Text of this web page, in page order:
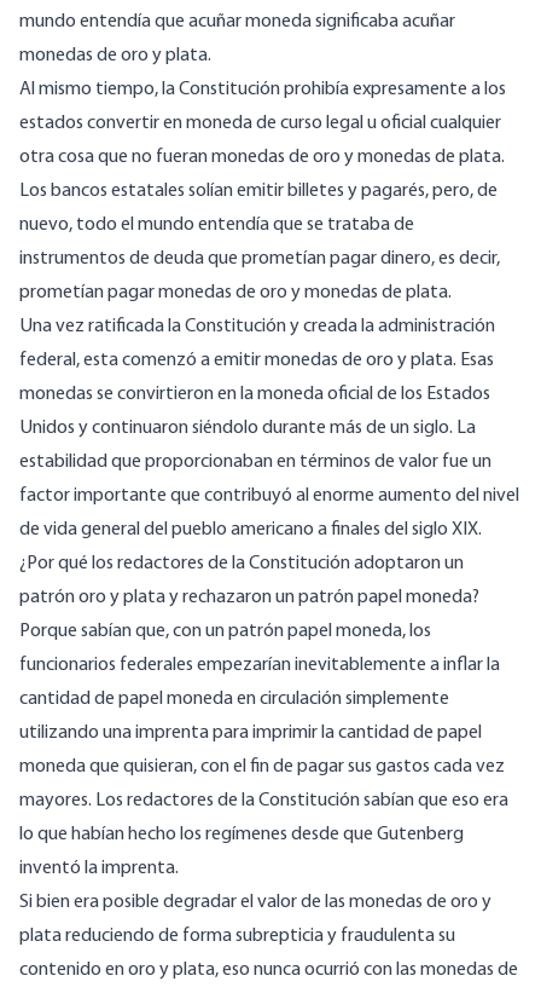
mundo entendía que acuñar moneda significaba acuñar
monedas de oro y plata.
Al mismo tiempo, la Constitución prohibía expresamente a los
estados convertir en moneda de curso legal u oficial cualquier
otra cosa que no fueran monedas de oro y monedas de plata.
Los bancos estatales solían emitir billetes y pagarés, pero, de
nuevo, todo el mundo entendía que se trataba de
instrumentos de deuda que prometían pagar dinero, es decir,
prometían pagar monedas de oro y monedas de plata.
Una vez ratificada la Constitución y creada la administración
federal, esta comenzó a emitir monedas de oro y plata. Esas
monedas se convirtieron en la moneda oficial de los Estados
Unidos y continuaron siéndolo durante más de un siglo. La
estabilidad que proporcionaban en términos de valor fue un
factor importante que contribuyó al enorme aumento del nivel
de vida general del pueblo americano a finales del siglo XIX.
¿Por qué los redactores de la Constitución adoptaron un
patrón oro y plata y rechazaron un patrón papel moneda?
Porque sabían que, con un patrón papel moneda, los
funcionarios federales empezarían inevitablemente a inflar la
cantidad de papel moneda en circulación simplemente
utilizando una imprenta para imprimir la cantidad de papel
moneda que quisieran, con el fin de pagar sus gastos cada vez
mayores. Los redactores de la Constitución sabían que eso era
lo que habían hecho los regímenes desde que Gutenberg
inventó la imprenta.
Si bien era posible degradar el valor de las monedas de oro y
plata reduciendo de forma subrepticia y fraudulenta su
contenido en oro y plata, eso nunca ocurrió con las monedas de